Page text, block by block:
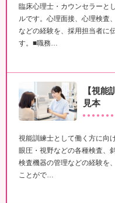
臨床心理士・カウンセラーと
ルです。心理面接、心理検査
などの経験を、採用担当者に
す。■職務…
【視能
見本
視能訓練士として働く方に向
眼圧・視野などの各種検査、
検査機器の管理などの経験を
ことがで…